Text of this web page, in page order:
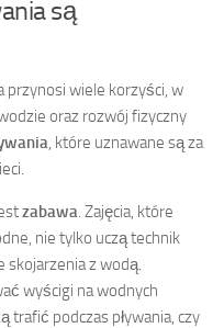
są
przynosi wiele korzyści, w
oraz rozwój fizyczny
, które uznawane są za
zabawa. Zajęcia, które
nie tylko uczą technik
skojarzenia z wodą.
wyścigi na wodnych
trafić podczas pływania, czy